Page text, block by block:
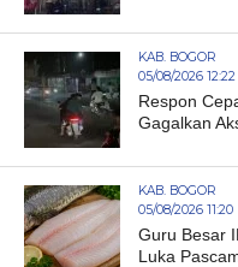
KAB. BOGOR
05/08/2026 12:22
Respon
Gagalkan
KAB. BOGOR
05/08/2026 11:20
Guru Besar
Luka